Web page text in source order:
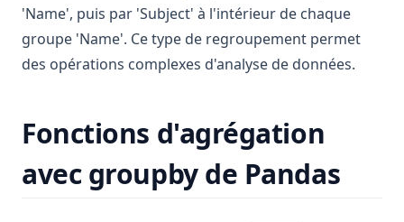
'Name', puis par 'Subject' à l'intérieur de chaque
groupe 'Name'. Ce type de regroupement permet
des opérations complexes d'analyse de données.
Fonctions d'agrégation
avec groupby de Pandas